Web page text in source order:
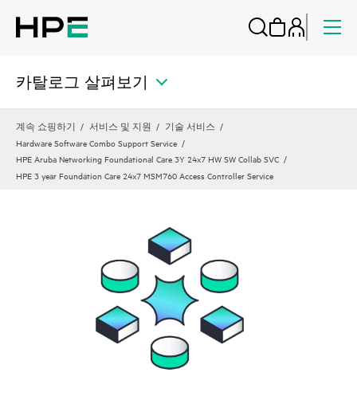
카탈로그 살펴보기
계속 쇼핑하기 서비스 및 지원
기술 서비스
Hardware Software Combo Support Service
HPE Aruba Networking Foundational Care 3Y 24x7 HW SW Collab SVC
HPE 3 year Foundation Care 24x7 MSM760 Access Controller Service